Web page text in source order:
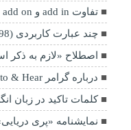
تفاوت add in و add on
چند عبارت کاربردی (98)
اصطلاح «لازم به ذکر
درباره گرامر Listen to & Hear
کلمات تاکید در زبان
نمایشنامه «پری